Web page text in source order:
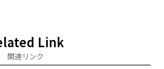
Link
関連リンク